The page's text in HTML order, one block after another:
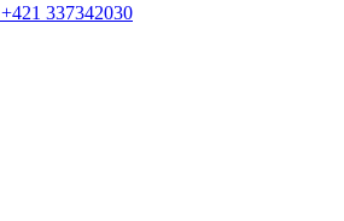
+421 337342030